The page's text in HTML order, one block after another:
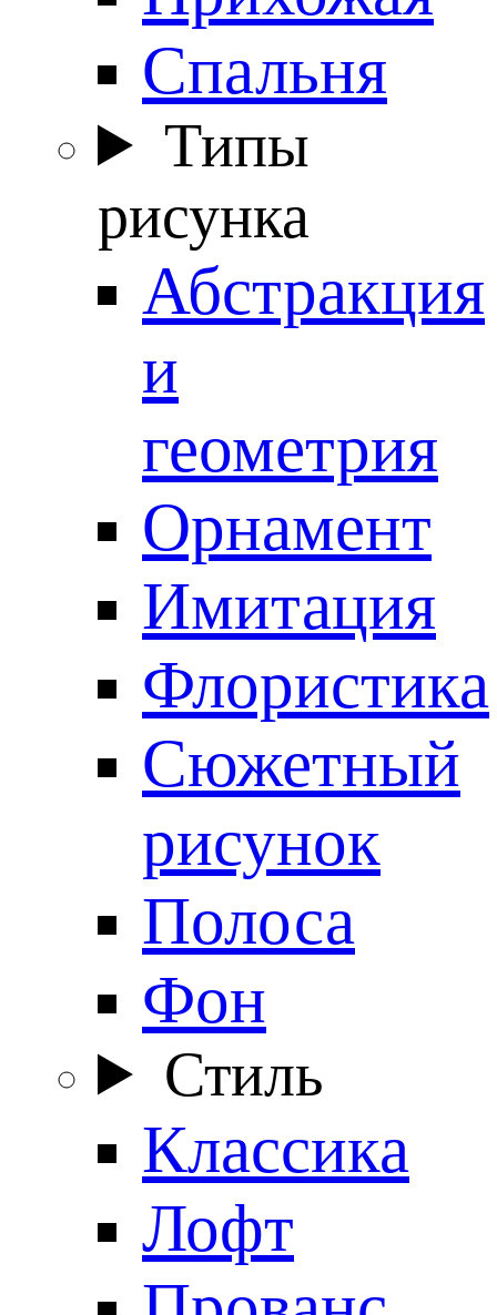
Спальня
Типы
рисунка
Абстракция
и
геометрия
Орнамент
Имитация
Флористика
Сюжетный
рисунок
Полоса
Фон
Стиль
Классика
Лофт